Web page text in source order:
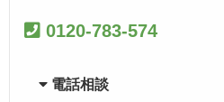
0120-783-574
電話相談